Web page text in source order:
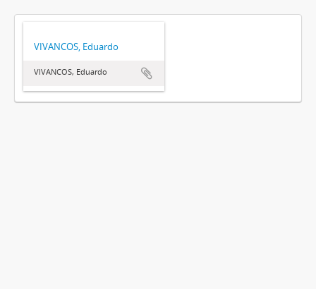
VIVANCOS, Eduardo
VIVANCOS, Eduardo